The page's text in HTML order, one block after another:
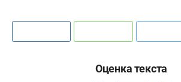
Оценка текста